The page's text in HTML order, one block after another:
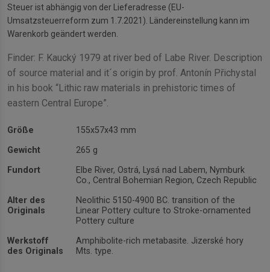
Steuer ist abhängig von der Lieferadresse (EU-
Umsatzsteuerreform zum 1.7.2021). Ländereinstellung kann im
Warenkorb geändert werden.
Finder: F. Kaucký 1979 at river bed of Labe River. Description
of source material and it´s origin by prof. Antonín Přichystal
in his book “Lithic raw materials in prehistoric times of
eastern Central Europe”.
Größe
155x57x43 mm
Gewicht
265 g
Fundort
Elbe River, Ostrá, Lysá nad Labem, Nymburk
Co., Central Bohemian Region, Czech Republic
Alter des
Originals
Neolithic 5150-4900 BC. transition of the
Linear Pottery culture to Stroke-ornamented
Pottery culture
Werkstoff
des Originals
Amphibolite-rich metabasite. Jizerské hory
Mts. type.